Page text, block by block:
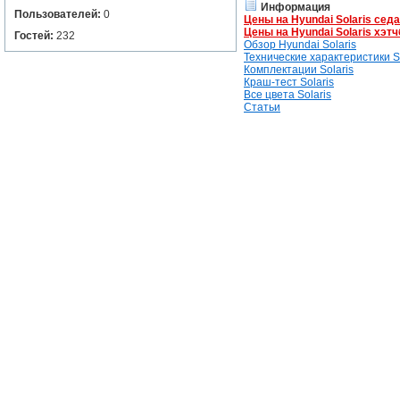
Пользователей: 0
Гостей: 232
Информация
Цены на Hyundai Solaris
Цены на Hyundai Solaris
Обзор Hyundai Solaris
Технические характеристики
Комплектации Solaris
Краш-тест Solaris
Все цвета Solaris
Статьи